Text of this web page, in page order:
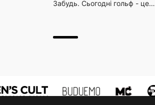
Забудь. Сьогодні гольф - це…